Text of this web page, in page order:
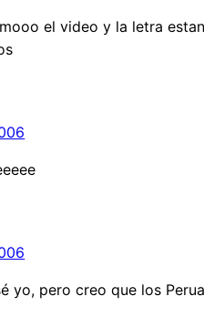
el video y la letra
yo, pero creo que los